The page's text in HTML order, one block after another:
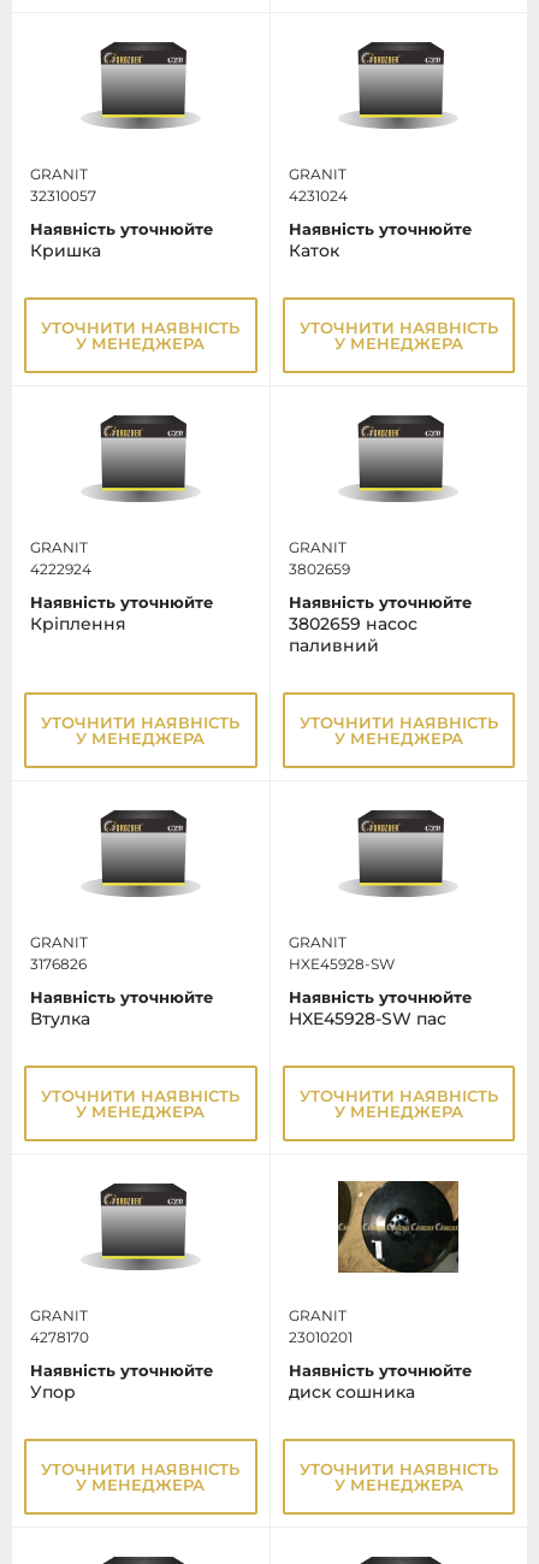
GRANIT
32310057
Наявність уточнюйте
Кришка
УТОЧНИТИ НАЯВНІСТЬ
У МЕНЕДЖЕРА
GRANIT
4231024
Наявність уточнюйте
Каток
УТОЧНИТИ НАЯВНІСТЬ
У МЕНЕДЖЕРА
GRANIT
4222924
Наявність уточнюйте
Кріплення
УТОЧНИТИ НАЯВНІСТЬ
У МЕНЕДЖЕРА
GRANIT
3802659
Наявність уточнюйте
3802659 насос
паливний
УТОЧНИТИ НАЯВНІСТЬ
У МЕНЕДЖЕРА
GRANIT
3176826
Наявність уточнюйте
Втулка
УТОЧНИТИ НАЯВНІСТЬ
У МЕНЕДЖЕРА
GRANIT
HXE45928-SW
Наявність уточнюйте
HXE45928-SW пас
УТОЧНИТИ НАЯВНІСТЬ
У МЕНЕДЖЕРА
GRANIT
4278170
Наявність уточнюйте
Упор
УТОЧНИТИ НАЯВНІСТЬ
У МЕНЕДЖЕРА
GRANIT
23010201
Наявність уточнюйте
диск сошника
УТОЧНИТИ НАЯВНІСТЬ
У МЕНЕДЖЕРА